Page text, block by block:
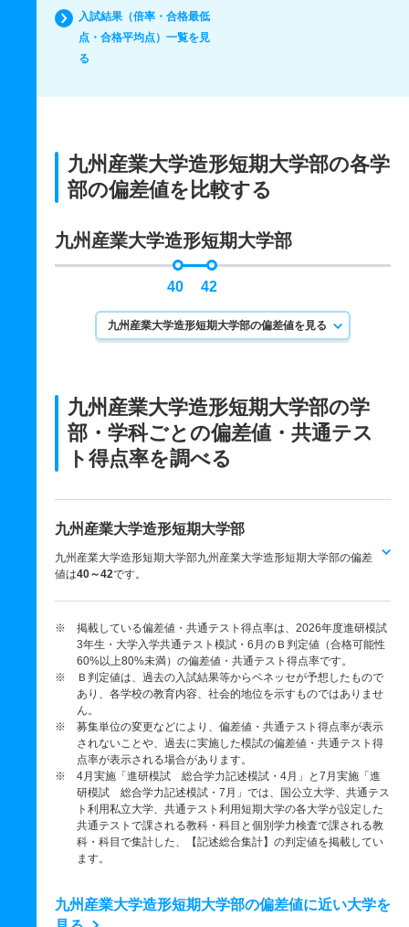
入試結果（倍率・合格最低
点・合格平均点）一覧を見
る
九州産業大学造形短期大学部の各学
部の偏差値を比較する
九州産業大学造形短期大学部
40 42
九州産業大学造形短期大学部の偏差値を見る
九州産業大学造形短期大学部の学
部・学科ごとの偏差値・共通テス
ト得点率を調べる
九州産業大学造形短期大学部
九州産業大学造形短期大学部九州産業大学造形短期大学部の偏差
値は40～42です。
※ 掲載している偏差値・共通テスト得点率は、2026年度進研模試
3年生・大学入学共通テスト模試・6月のＢ判定値（合格可能性
60%以上80%未満）の偏差値・共通テスト得点率です。
※ Ｂ判定値は、過去の入試結果等からベネッセが予想したもので
あり、各学校の教育内容、社会的地位を示すものではありませ
ん。
※ 募集単位の変更などにより、偏差値・共通テスト得点率が表示
されないことや、過去に実施した模試の偏差値・共通テスト得
点率が表示される場合があります。
※ 4月実施「進研模試 総合学力記述模試・4月」と7月実施「進
研模試 総合学力記述模試・7月」では、国公立大学、共通テス
ト利用私立大学、共通テスト利用短期大学の各大学が設定した
共通テストで課される教科・科目と個別学力検査で課される教
科・科目で集計した、【記述総合集計】の判定値を掲載してい
ます。
九州産業大学造形短期大学部の偏差値に近い大学を